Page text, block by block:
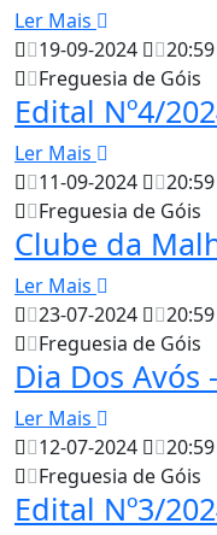
Ler Mais
19-09-2024
20:59
Freguesia de Góis
Edital Nº4/
Ler Mais
11-09-2024
20:59
Freguesia de Góis
Clube da
Ler Mais
23-07-2024
20:59
Freguesia de Góis
Dia Dos Avós
Ler Mais
12-07-2024
20:59
Freguesia de Góis
Edital Nº3/